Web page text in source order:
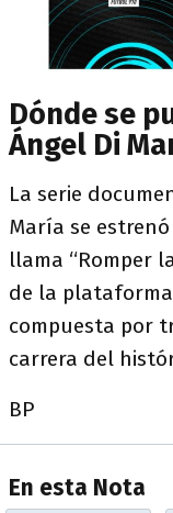
Dónde se
Ángel Di
La serie
María se estrenó
llama “Romper
de la
compuesta por
carrera del
BP
En esta Nota